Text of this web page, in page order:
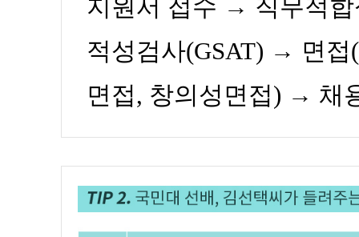
지원서 접수 → 직무적
적성검사(GSAT) → 면
면접, 창의성면접) → 채